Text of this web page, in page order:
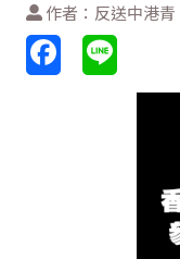
作者：反送中港青